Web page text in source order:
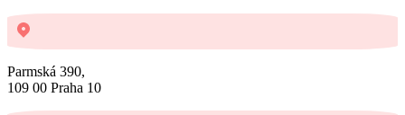
Parmská 390,
109 00 Praha 10